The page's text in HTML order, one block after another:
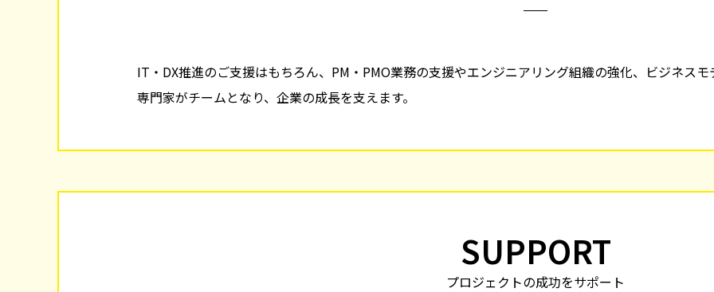
IT・DX推進のご支援はもちろん、PM・PMO業務の支援やエンジニアリング組織の強化、ビジネス
専門家がチームとなり、企業の成長を支えます。
SUPPORT
プロジェクトの成功をサポート